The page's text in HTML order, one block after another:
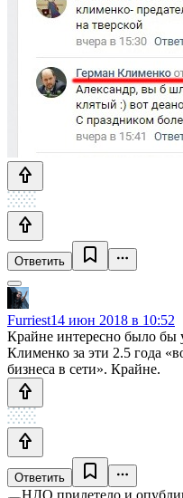
Ответить
Furriest14 июн 2018 в 10:52
Крайне интересно было бы
Клименко за эти 2.5 года
бизнеса в сети». Крайне.
Ответить
НЛО прилетело и